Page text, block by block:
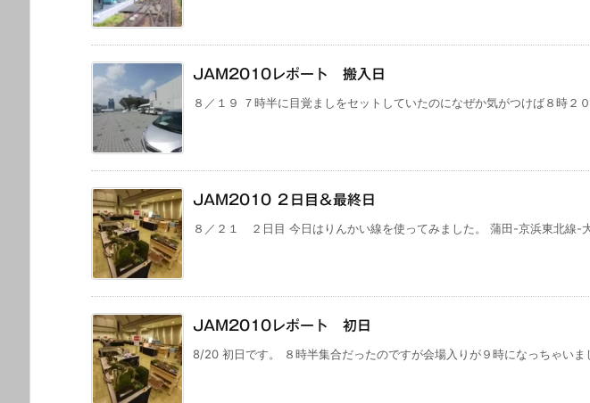
JAM2010レポート 搬入日
８／１９ ７時半に目覚ましをセットしていたのになぜか気がつけば８時２
JAM2010 ２日目＆最終日
８／２１ ２日目 今日はりんかい線を使ってみました。 蒲田-京浜東北線-
JAM2010レポート 初日
8/20 初日です。 ８時半集合だったのですが会場入りが９時になっちゃいま